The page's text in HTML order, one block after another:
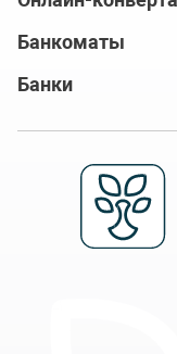
Банкоматы
Банки